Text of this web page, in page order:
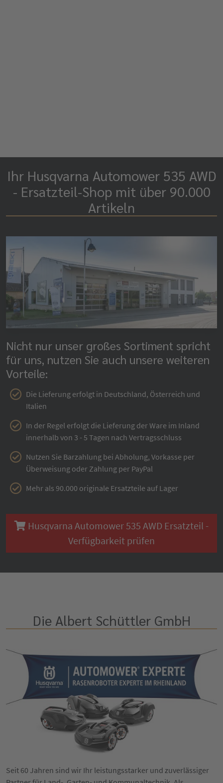
Ihr Husqvarna Automower 535 AWD
- Ersatzteil-Shop mit über 90.000
Artikeln
Nicht nur unser großes Sortiment spricht
für uns, nutzen Sie auch unsere weiteren
Vorteile:
Die Lieferung erfolgt in Deutschland, Österreich und
Italien
In der Regel erfolgt die Lieferung der Ware im Inland
innerhalb von 3 - 5 Tagen nach Vertragsschluss
Nutzen Sie Barzahlung bei Abholung, Vorkasse per
Überweisung oder Zahlung per PayPal
Mehr als 90.000 originale Ersatzteile auf Lager
Husqvarna Automower 535 AWD Ersatzteil -
Verfügbarkeit prüfen
Die Albert Schüttler GmbH
Seit 60 Jahren sind wir Ihr leistungsstarker und zuverlässiger